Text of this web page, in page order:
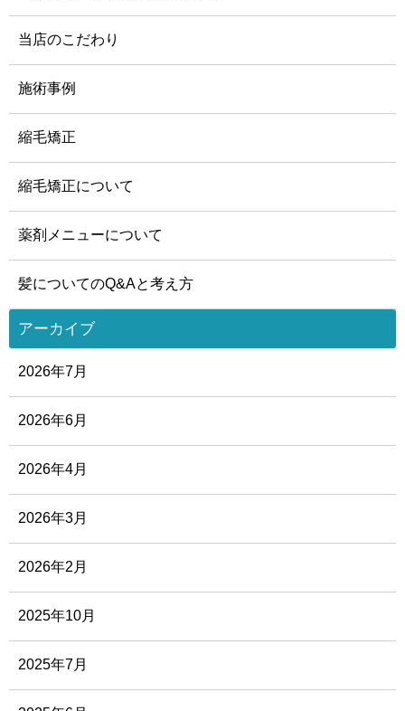
当店のこだわり
施術事例
縮毛矯正
縮毛矯正について
薬剤メニューについて
髪についてのQ&Aと考え方
アーカイブ
2026年7月
2026年6月
2026年4月
2026年3月
2026年2月
2025年10月
2025年7月